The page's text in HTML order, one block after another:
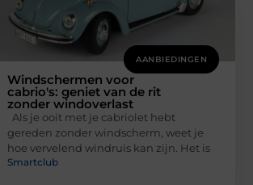
AANBIEDINGEN
Windschermen voor
cabrio's: geniet van de rit
zonder windoverlast
Als je ooit met je cabriolet hebt
gereden zonder windscherm, weet je
hoe vervelend windruis kan zijn. Het is
Smartclub